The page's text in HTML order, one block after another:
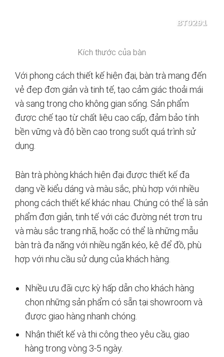
Kích thước của bàn
Với phong cách thiết kế hiện đại, bàn trà mang đến
vẻ đẹp đơn giản và tinh tế, tạo cảm giác thoải mái
và sang trọng cho không gian sống. Sản phẩm
được chế tạo từ chất liệu cao cấp, đảm bảo tính
bền vững và độ bền cao trong suốt quá trình sử
dụng.
Bàn trà phòng khách hiện đại được thiết kế đa
dạng về kiểu dáng và màu sắc, phù hợp với nhiều
phong cách thiết kế khác nhau. Chúng có thể là sản
phẩm đơn giản, tinh tế với các đường nét trơn tru
và màu sắc trang nhã, hoặc có thể là những mẫu
bàn trà đa năng với nhiều ngăn kéo, kệ để đồ, phù
hợp với nhu cầu sử dụng của khách hàng.
Nhiều ưu đãi cực kỳ hấp dẫn cho khách hàng
chọn những sản phẩm có sẵn tại showroom và
được giao hàng nhanh chóng.
Nhận thiết kế và thi công theo yêu cầu, giao
hàng trong vòng 3-5 ngày.